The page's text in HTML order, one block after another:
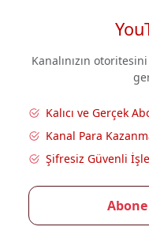
Kanalınızın
Kalıcı ve Gerçek
Kanal Para
Şifresiz Güvenli